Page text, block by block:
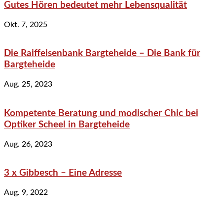
Gutes Hören bedeutet mehr Lebensqualität
Okt. 7, 2025
Die Raiffeisenbank Bargteheide – Die Bank für
Bargteheide
Aug. 25, 2023
Kompetente Beratung und modischer Chic bei
Optiker Scheel in Bargteheide
Aug. 26, 2023
3 x Gibbesch – Eine Adresse
Aug. 9, 2022